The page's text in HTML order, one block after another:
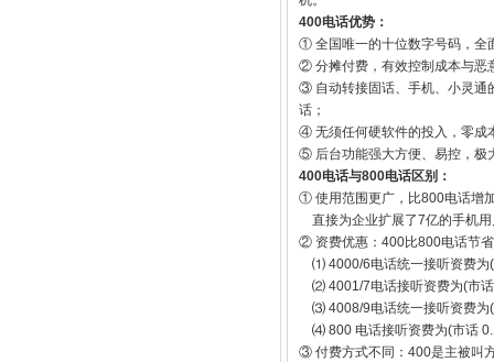
400电话优势：
① 全国唯一的十位数字号码，全
② 分摊付费，有效控制成本与恶
③ 自动转接固话、手机、小灵通
话；
④ 无须任何硬软件的投入，零成
⑤ 后台功能强大方便、易控，极
400电话与800电话区别：
① 使用范围更广，比800电话增
直接为企业扩展了7亿的手机用
② 资费优惠：400比800电话节
⑴ 4000/6电话统一接听资费为
⑵ 4001/7电话接听资费为(市话
⑶ 4008/9电话统一接听资费为
⑷ 800 电话接听资费为(市话
③ 付费方式不同：400是主被叫